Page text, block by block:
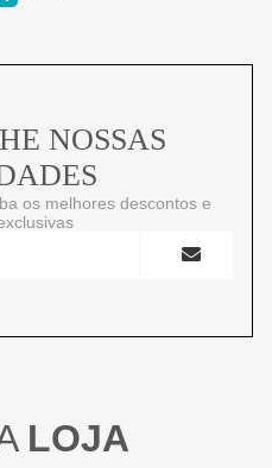
NOSSAS
os melhores descontos e
LOJA